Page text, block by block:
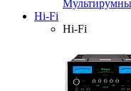
Hi-Fi
Hi-Fi